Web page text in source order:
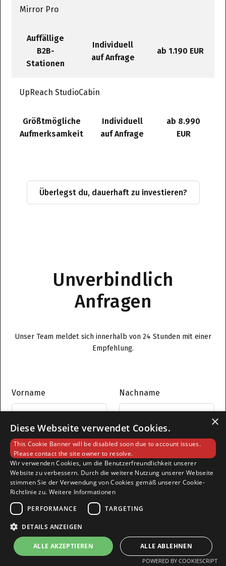
Mirror Pro
Auffällige
B2B-
Stationen
Individuell
auf Anfrage
ab 1.190 EUR
UpReach StudioCabin
Größtmögliche
Aufmerksamkeit
Individuell
auf Anfrage
ab 8.990
EUR
Überlegst du, dauerhaft zu investieren?
Unverbindlich
Anfragen
Unser Team meldet sich innerhalb von 24 Stunden mit einer
Empfehlung.
Vorname Nachname
Email
Unternehmen
Anliegen
×
Diese Webseite verwendet Cookies.
This Cookie Banner will be disabled soon due to account issues.
Please contact the site owner to resolve.
Wir verwenden Cookies, um die Benutzerfreundlichkeit unserer
Website zu verbessern. Durch die weitere Nutzung unserer Webseite
stimmen Sie der Verwendung von Cookies gemäß unserer Cookie-
Richtlinie zu. Weitere Informationen
PERFORMANCE
TARGETING
DETAILS ANZEIGEN
ALLE AKZEPTIEREN ALLE ABLEHNEN
POWERED BY COOKIESCRIPT